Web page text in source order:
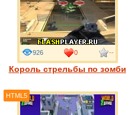
Король стрельбы по зомби
926 0 --
HTML5